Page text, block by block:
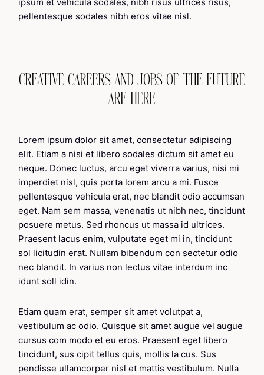
pellentesque sodales nibh eros vitae nisl.
CREATIVE CAREERS AND JOBS OF THE FUTURE
ARE HERE
Lorem ipsum dolor sit amet, consectetur adipiscing
elit. Etiam a nisi et libero sodales dictum sit amet eu
neque. Donec luctus, arcu eget viverra varius, nisi mi
imperdiet nisl, quis porta lorem arcu a mi. Fusce
pellentesque vehicula erat, nec blandit odio accumsan
eget. Nam sem massa, venenatis ut nibh nec, tincidunt
posuere metus. Sed rhoncus ut massa id ultrices.
Praesent lacus enim, vulputate eget mi in, tincidunt
sol licitudin erat. Nullam bibendum con sectetur odio
nec blandit. In varius non lectus vitae interdum inc
idunt soll idin.
Etiam quam erat, semper sit amet volutpat a,
vestibulum ac odio. Quisque sit amet augue vel augue
cursus com modo et eu eros. Praesent eget libero
tincidunt, sus cipit tellus quis, mollis la cus. Sus
pendisse ullamcorper nisl et mattis vestibulum. Nulla